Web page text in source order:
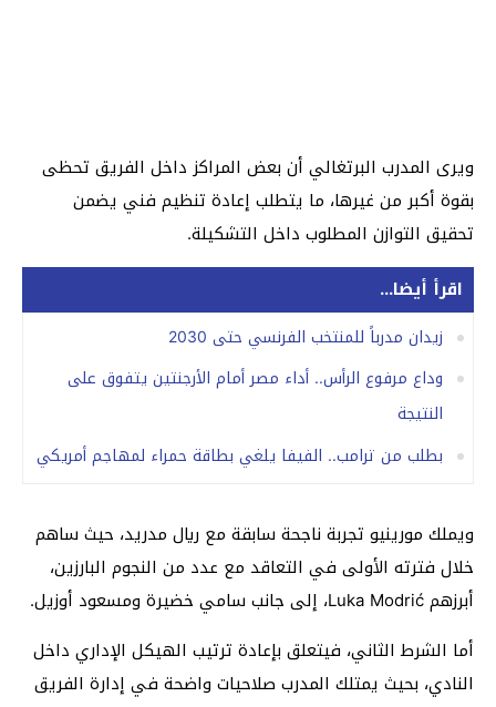
ويرى المدرب البرتغالي أن بعض المراكز داخل الفريق تحظى
بقوة أكبر من غيرها، ما يتطلب إعادة تنظيم فني يضمن
تحقيق التوازن المطلوب داخل التشكيلة.
اقرأ أيضا...
زيدان مدرباً للمنتخب الفرنسي حتى 2030
وداع مرفوع الرأس.. أداء مصر أمام الأرجنتين يتفوق على
النتيجة
بطلب من ترامب.. الفيفا يلغي بطاقة حمراء لمهاجم أمريكي
ويملك مورينيو تجربة ناجحة سابقة مع ريال مدريد، حيث ساهم
خلال فترته الأولى في التعاقد مع عدد من النجوم البارزين،
أبرزهم Luka Modrić، إلى جانب سامي خضيرة ومسعود أوزيل.
أما الشرط الثاني، فيتعلق بإعادة ترتيب الهيكل الإداري داخل
النادي، بحيث يمتلك المدرب صلاحيات واضحة في إدارة الفريق